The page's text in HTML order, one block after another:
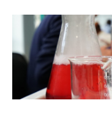
Kandydat
Absolwent